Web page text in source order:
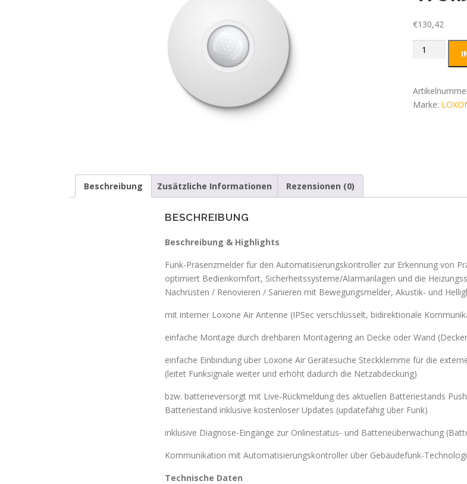
€130,42
Loxone
Weiß
Menge
Marke:
Beschreibung Zusätzliche Informationen Rezensionen (0)
BESCHREIBUNG
Beschreibung & Highlights
Funk-Präsenzmelder für den Automatisierungskontroller zur Erkennung von
optimiert Bedienkomfort, Sicherheitssysteme/Alarmanlagen und die
Nachrüsten / Renovieren / Sanieren mit Bewegungsmelder, Akustik- und
mit interner Loxone Air Antenne (IPSec verschlüsselt, bidirektionale
einfache Montage durch drehbaren Montagering an Decke oder Wand
einfache Einbindung über Loxone Air Gerätesuche Steckklemme für die
(leitet Funksignale weiter und erhöht dadurch die Netzabdeckung)
bzw. batterieversorgt mit Live‑Rückmeldung des aktuellen Batteriestands
Batteriestand inklusive kostenloser Updates (updatefähig über Funk)
inklusive Diagnose-Eingänge zur Onlinestatus- und Batterieüberwachung
Kommunikation mit Automatisierungskontroller über Gebäudefunk-
Technische Daten